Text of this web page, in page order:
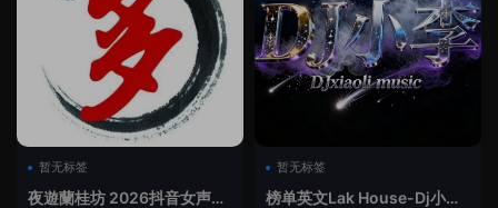
暂无标签
夜遊蘭桂坊 2026抖音女声整
暂无标签
榜单英文Lak House-Dj小李